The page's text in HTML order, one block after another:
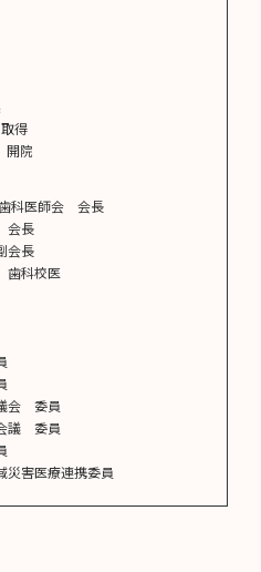
得
開院
科医師会 会長
会長
会長
歯科校医
会 委員
議 委員
災害医療連携委員